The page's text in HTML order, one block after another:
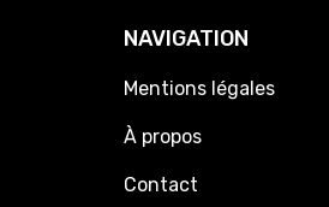
NAVIGATION
Mentions légales
À propos
Contact